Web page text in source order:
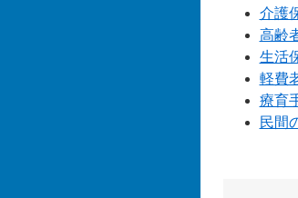
介護
高齢
生活
軽費
療育
民間